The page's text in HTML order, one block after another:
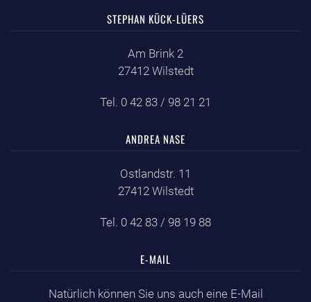
STEPHAN KÜCK-LÜERS
Am Brink 2
27412 Wilstedt
Tel. 0 42 83 / 98 21 21
ANDREA NASE
Ostlandstr. 11
27412 Wilstedt
Tel. 0 42 83 / 98 19 88
E-MAIL
Natürlich können Sie uns auch eine E-Mail